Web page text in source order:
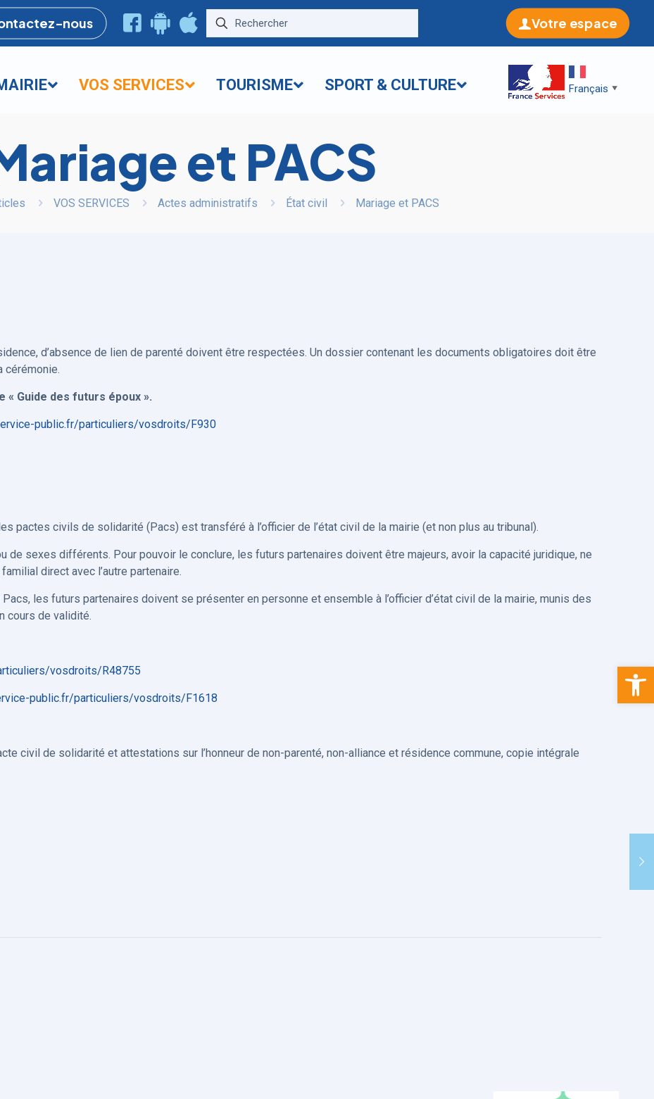
Ouvrir
nous Votre espace
VOS SERVICES TOURISME SPORT & CULTURE Français ▼
et PACS
VOS SERVICES Actes administratifs État civil Mariage et PACS
d’absence de lien de parenté doivent être respectées. Un dossier contenant les documents obligatoires doit être
cérémonie.
Guide des futurs époux ».
public.fr/particuliers/vosdroits/F930
pactes civils de solidarité (Pacs) est transféré à l’officier de l’état civil de la mairie (et non plus au tribunal).
de sexes différents. Pour pouvoir le conclure, les futurs partenaires doivent être majeurs, avoir la capacité juridique, ne
direct avec l’autre partenaire.
les futurs partenaires doivent se présenter en personne et ensemble à l’officier d’état civil de la mairie, munis des
cours de validité.
vosdroits/R48755
public.fr/particuliers/vosdroits/F1618
civil de solidarité et attestations sur l’honneur de non-parenté, non-alliance et résidence commune, copie intégrale